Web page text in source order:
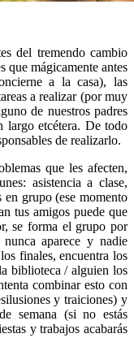
del tremendo cambio
que mágicamente antes
a la casa), las
a realizar (por muy
de nuestros padres
largo etcétera. De todo
de realizarlo.
que les afecten,
asistencia a clase,
grupo (ese momento
tus amigos puede que
se forma el grupo por
aparece y nadie
finales, encuentra los
biblioteca / alguien los
combinar esto con
y traiciones) y
semana (si no estás
y trabajos acabarás